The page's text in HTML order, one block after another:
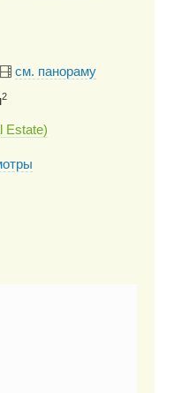
см. панораму
2
Estate)